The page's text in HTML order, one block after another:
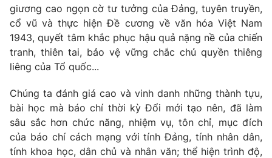
giương cao ngọn cờ tư tưởng của Đảng, tuyên truyền,
cổ vũ và thực hiện Đề cương về văn hóa Việt Nam
1943, quyết tâm khắc phục hậu quả nặng nề của chiến
tranh, thiên tai, bảo vệ vững chắc chủ quyền thiêng
liêng của Tổ quốc...
Chúng ta đánh giá cao và vinh danh những thành tựu,
bài học mà báo chí thời kỳ Đổi mới tạo nên, đã làm
sâu sắc hơn chức năng, nhiệm vụ, tôn chỉ, mục đích
của báo chí cách mạng với tính Đảng, tính nhân dân,
tính khoa học, dân chủ và nhân văn; thể hiện trình độ,